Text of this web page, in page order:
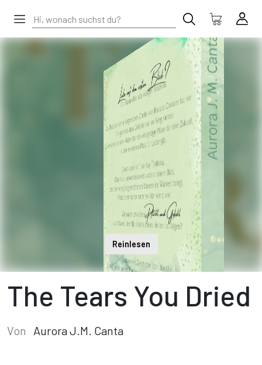
Reinlesen
The Tears You Dried
Von Aurora J.M. Canta